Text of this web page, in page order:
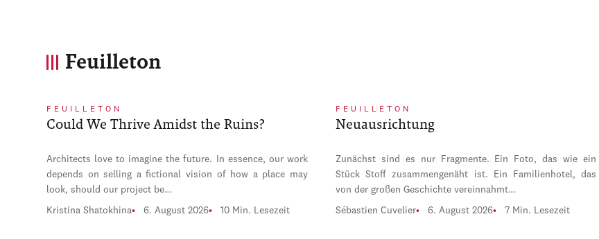
Feuilleton
FEUILLETON
Could We Thrive Amidst the Ruins?
Architects love to imagine the future. In essence, our work
depends on selling a fictional vision of how a place may
look, should our project be…
Kristina Shatokhina 6. August 2026 10 Min. Lesezeit
FEUILLETON
Neuausrichtung
Zunächst sind es nur Fragmente. Ein Foto, das wie ein
Stück Stoff zusammengenäht ist. Ein Familienhotel, das
von der großen Geschichte vereinnahmt…
Sébastien Cuvelier 6. August 2026 7 Min. Lesezeit